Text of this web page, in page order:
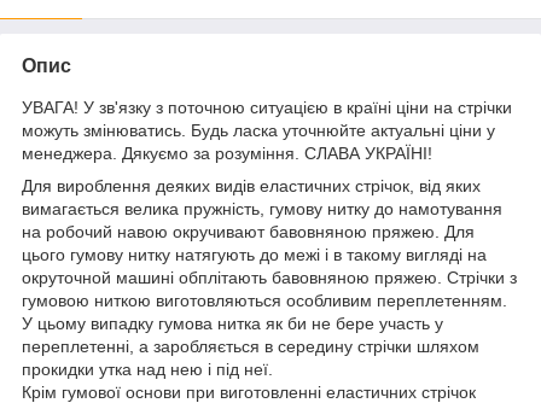
Опис
УВАГА! У зв'язку з поточною ситуацією в країні ціни на стрічки
можуть змінюватись. Будь ласка уточнюйте актуальні ціни у
менеджера. Дякуємо за розуміння. СЛАВА УКРАЇНІ!
Для вироблення деяких видів еластичних стрічок, від яких
вимагається велика пружність, гумову нитку до намотування
на робочий навою окручивают бавовняною пряжею. Для
цього гумову нитку натягують до межі і в такому вигляді на
окруточной машині обплітають бавовняною пряжею. Стрічки з
гумовою ниткою виготовляються особливим переплетенням.
У цьому випадку гумова нитка як би не бере участь у
переплетенні, а заробляється в середину стрічки шляхом
прокидки утка над нею і під неї.
Крім гумової основи при виготовленні еластичних стрічок